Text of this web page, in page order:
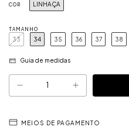
COR LINHAÇA
TAMANHO
33 34 35 36 37 38
Guia de medidas
MEIOS DE PAGAMENTO